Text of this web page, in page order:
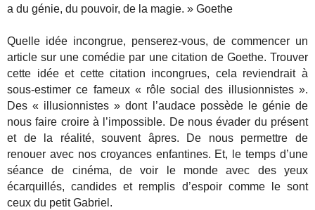
a du génie, du pouvoir, de la magie. » Goethe
Quelle idée incongrue, penserez-vous, de commencer un
article sur une comédie par une citation de Goethe. Trouver
cette idée et cette citation incongrues, cela reviendrait à
sous-estimer ce fameux « rôle social des illusionnistes ».
Des « illusionnistes » dont l’audace possède le génie de
nous faire croire à l’impossible. De nous évader du présent
et de la réalité, souvent âpres. De nous permettre de
renouer avec nos croyances enfantines. Et, le temps d’une
séance de cinéma, de voir le monde avec des yeux
écarquillés, candides et remplis d’espoir comme le sont
ceux du petit Gabriel.